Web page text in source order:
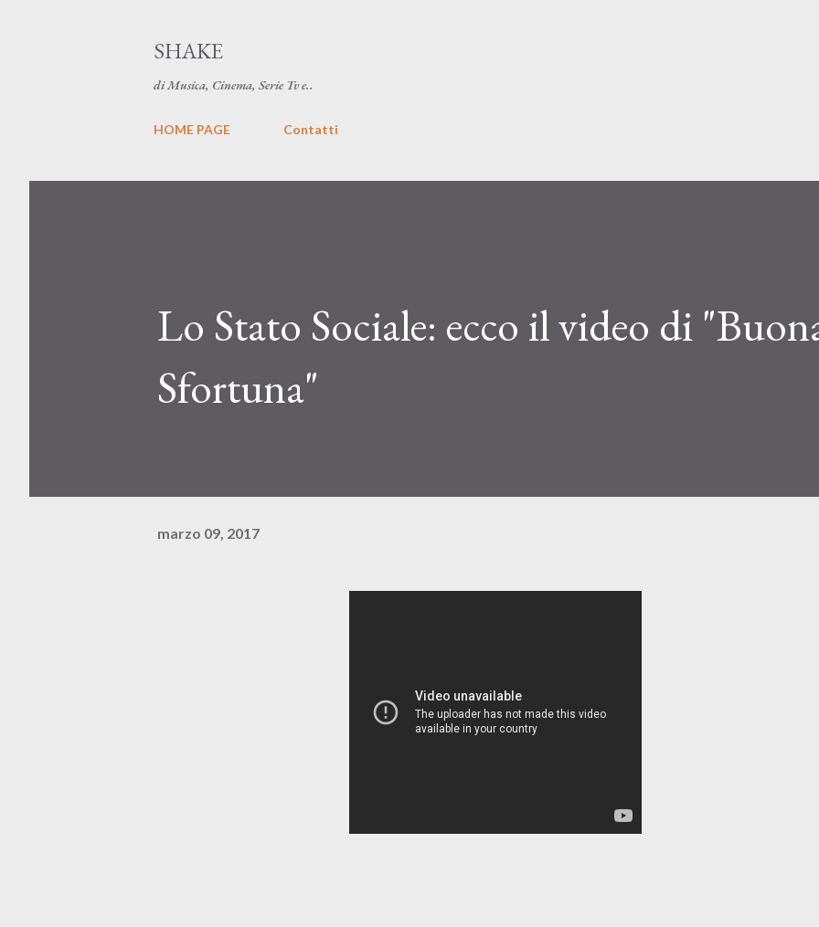
SHAKE
di Musica, Cinema, Serie Tv e..
HOME PAGE Contatti
Lo Stato Sociale: ecco il video di
Sfortuna"
marzo 09, 2017